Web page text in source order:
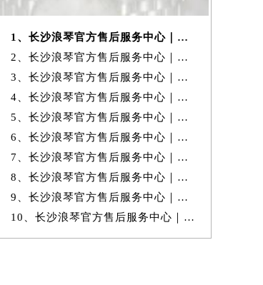
1、长沙浪琴官方售后服务中心｜最新热线和详细网点地址权威信息公示（20
2、长沙浪琴官方售后服务中心｜最新地址及官方售后热线权威信息公示（20
3、长沙浪琴官方售后服务中心｜服务热线与门店详细地址权威信息公示（20
4、长沙浪琴官方售后服务中心｜最新地址及官方售后电话权威信息公示（20
5、长沙浪琴官方售后服务中心｜全新服务热线及详细维修地址权威信息公
6、长沙浪琴官方售后服务中心｜全新电话和完整维修地址权威信息公示（20
7、长沙浪琴官方售后服务中心｜最新网点地址与24小时热线权威信息公示
8、长沙浪琴官方售后服务中心｜详细网点地址与电话权威信息公示（2026年
9、长沙浪琴官方售后服务中心｜官方地址及24小时售后电话权威信息公示
10、长沙浪琴官方售后服务中心｜详细官方热线及维修地址权威信息公示（20